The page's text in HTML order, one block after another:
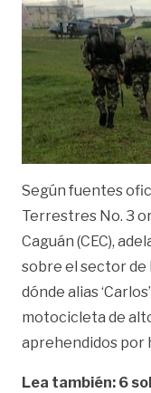
Según fuentes
Terrestres No. 3
Caguán (CEC),
sobre el sector de
dónde alias
motocicleta de
aprehendidos por
Lea también: 6